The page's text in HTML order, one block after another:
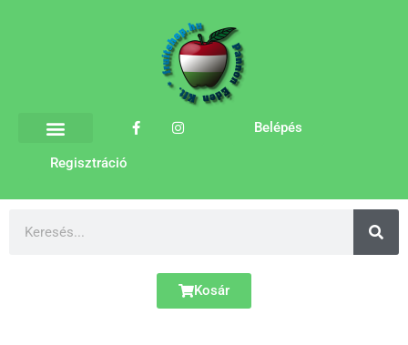
Belépés
Regisztráció
Kosár